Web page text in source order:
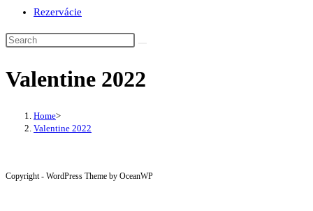
Rezervácie
Valentine 2022
Home>
Valentine 2022
Copyright - WordPress Theme by OceanWP